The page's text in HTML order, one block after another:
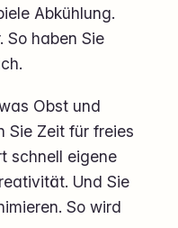
Abkühlung.
So haben Sie
Obst und
Sie Zeit für freies
schnell eigene
Und Sie
So wird